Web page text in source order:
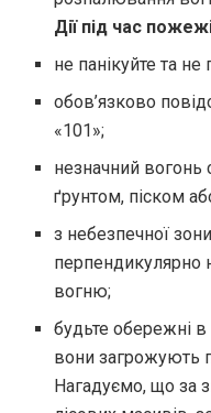
Дії під час
не панікуйте та
обов’язково
«101»;
незначний вогонь
ґрунтом, піском
з небезпечної
вогню;
будьте обережні
вони загрожують
Нагадуємо, що за